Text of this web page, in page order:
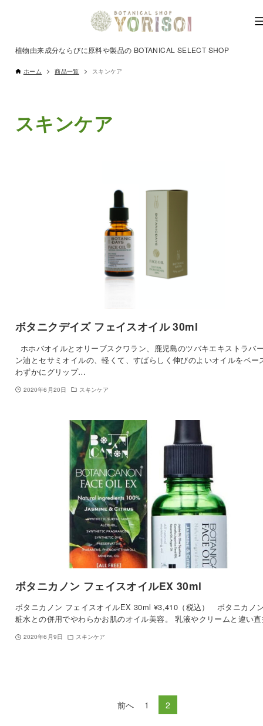
植物由来成分ならびに原料や製品の BOTANICAL SELECT SHOP
ホーム 商品一覧 スキンケア
スキンケア
ボタニクデイズ フェイスオイル 30ml
ホホバオイルとオリーブスクワラン、鹿児島のツバキエキストラバ
ン油とセサミオイルの、軽くて、すばらしく伸びのよいオイルをベー
わずかにグリップ…
2020年6月20日 スキンケア
ボタニカノン フェイスオイルEX 30ml
ボタニカノン フェイスオイルEX 30ml ¥3,410（税込） ボタニカノ
粧水との併用でやわらかお肌のオイル美容。 乳液やクリームと違い
2020年6月9日 スキンケア
前へ 1 2